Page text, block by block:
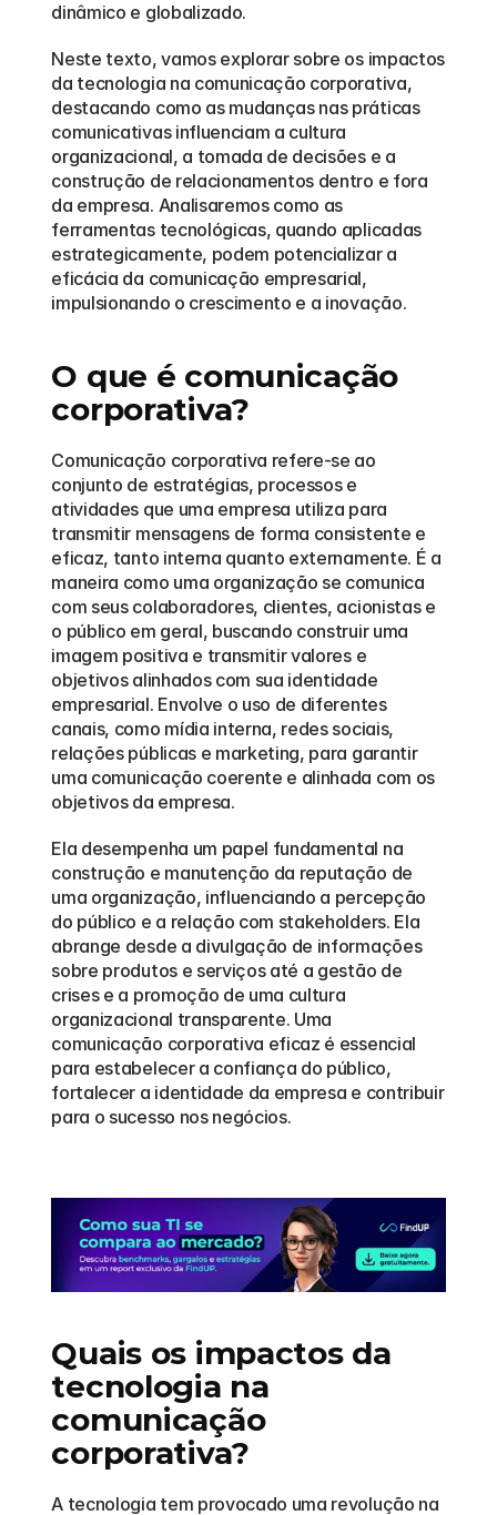
dinâmico e globalizado.
Neste texto, vamos explorar sobre os impactos
da tecnologia na comunicação corporativa,
destacando como as mudanças nas práticas
comunicativas influenciam a cultura
organizacional, a tomada de decisões e a
construção de relacionamentos dentro e fora
da empresa. Analisaremos como as
ferramentas tecnológicas, quando aplicadas
estrategicamente, podem potencializar a
eficácia da comunicação empresarial,
impulsionando o crescimento e a inovação.
O que é comunicação
corporativa?
Comunicação corporativa refere-se ao
conjunto de estratégias, processos e
atividades que uma empresa utiliza para
transmitir mensagens de forma consistente e
eficaz, tanto interna quanto externamente. É a
maneira como uma organização se comunica
com seus colaboradores, clientes, acionistas e
o público em geral, buscando construir uma
imagem positiva e transmitir valores e
objetivos alinhados com sua identidade
empresarial. Envolve o uso de diferentes
canais, como mídia interna, redes sociais,
relações públicas e marketing, para garantir
uma comunicação coerente e alinhada com os
objetivos da empresa.
Ela desempenha um papel fundamental na
construção e manutenção da reputação de
uma organização, influenciando a percepção
do público e a relação com stakeholders. Ela
abrange desde a divulgação de informações
sobre produtos e serviços até a gestão de
crises e a promoção de uma cultura
organizacional transparente. Uma
comunicação corporativa eficaz é essencial
para estabelecer a confiança do público,
fortalecer a identidade da empresa e contribuir
para o sucesso nos negócios.
Quais os impactos da
tecnologia na
comunicação
corporativa?
A tecnologia tem provocado uma revolução na